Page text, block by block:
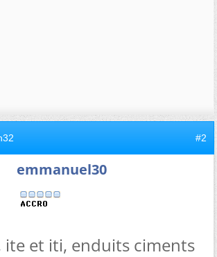
#2
emmanuel30
ite et iti, enduits ciments